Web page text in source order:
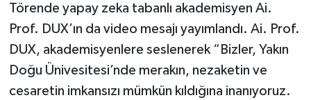
Törende yapay zeka tabanlı akademisyen Ai.
Prof. DUX’ın da video mesajı yayımlandı. Ai. Prof.
DUX, akademisyenlere seslenerek “Bizler, Yakın
Doğu Ünivesitesi’nde merakın, nezaketin ve
cesaretin imkansızı mümkün kıldığına inanıyoruz.